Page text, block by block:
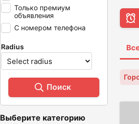
Только премиум
объявления
С номером телефона
Radius
Поиск
Выберите категорию